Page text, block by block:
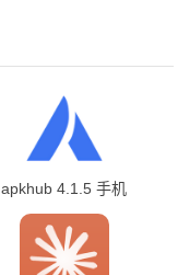
apkhub 4.1.5 手机
版